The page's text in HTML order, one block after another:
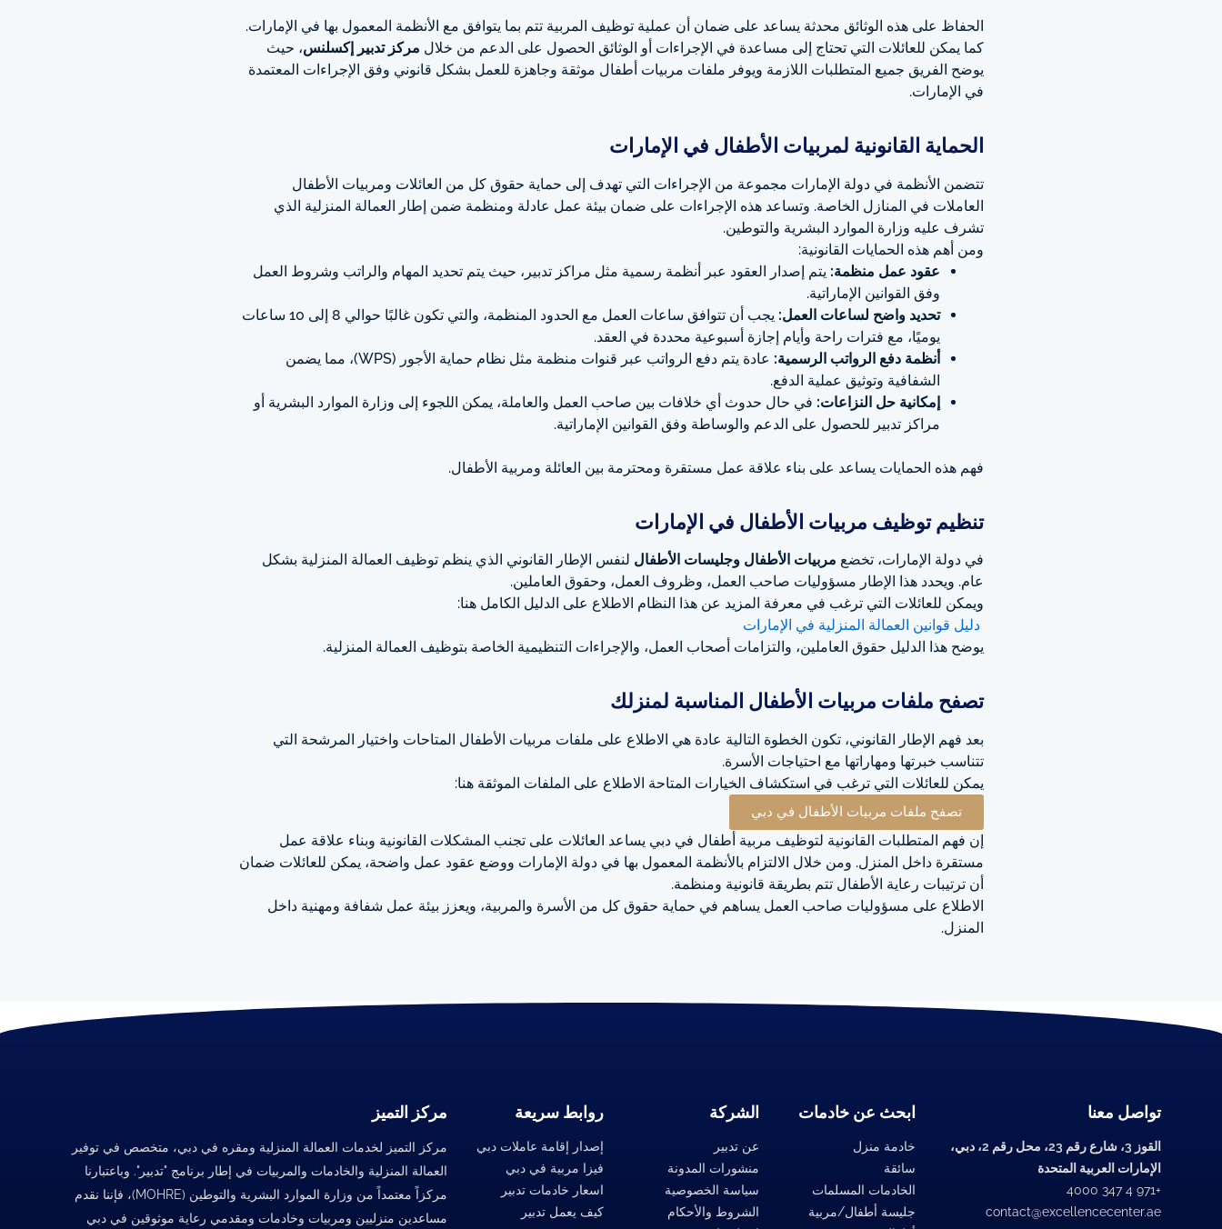
الحفاظ على هذه الوثائق محدثة يساعد على ضمان أن عملية توظيف المربية تتم بما يتوافق مع الأنظمة المعمول بها في الإمارات.
كما يمكن للعائلات التي تحتاج إلى مساعدة في الإجراءات أو الوثائق الحصول على الدعم من خلال مركز تدبير إكسلنس، حيث
يوضح الفريق جميع المتطلبات اللازمة ويوفر ملفات مربيات أطفال موثقة وجاهزة للعمل بشكل قانوني وفق الإجراءات المعتمدة
في الإمارات.
الحماية القانونية لمربيات الأطفال في الإمارات
تتضمن الأنظمة في دولة الإمارات مجموعة من الإجراءات التي تهدف إلى حماية حقوق كل من العائلات ومربيات الأطفال
العاملات في المنازل الخاصة. وتساعد هذه الإجراءات على ضمان بيئة عمل عادلة ومنظمة ضمن إطار العمالة المنزلية الذي
تشرف عليه وزارة الموارد البشرية والتوطين.
ومن أهم هذه الحمايات القانونية:
عقود عمل منظمة: يتم إصدار العقود عبر أنظمة رسمية مثل مراكز تدبير، حيث يتم تحديد المهام والراتب وشروط العمل
وفق القوانين الإماراتية.
تحديد واضح لساعات العمل:
يجب أن تتوافق ساعات العمل مع الحدود المنظمة، والتي تكون غالبًا حوالي 8 إلى 10 ساعات
يوميًا، مع فترات راحة وأيام إجازة أسبوعية محددة في العقد.
أنظمة دفع الرواتب الرسمية:
عادة يتم دفع الرواتب عبر قنوات منظمة مثل نظام حماية الأجور (WPS)، مما يضمن
الشفافية وتوثيق عملية الدفع.
إمكانية حل النزاعات: في حال حدوث أي خلافات بين صاحب العمل والعاملة، يمكن اللجوء إلى وزارة الموارد البشرية أو
مراكز تدبير للحصول على الدعم والوساطة وفق القوانين الإماراتية.
فهم هذه الحمايات يساعد على بناء علاقة عمل مستقرة ومحترمة بين العائلة ومربية الأطفال.
تنظيم توظيف مربيات الأطفال في الإمارات
في دولة الإمارات، تخضع مربيات الأطفال وجليسات الأطفال لنفس الإطار القانوني الذي ينظم توظيف العمالة المنزلية بشكل
عام. ويحدد هذا الإطار مسؤوليات صاحب العمل، وظروف العمل، وحقوق العاملين.
ويمكن للعائلات التي ترغب في معرفة المزيد عن هذا النظام الاطلاع على الدليل الكامل هنا:
دليل قوانين العمالة المنزلية في الإمارات
يوضح هذا الدليل حقوق العاملين، والتزامات أصحاب العمل، والإجراءات التنظيمية الخاصة بتوظيف العمالة المنزلية.
تصفح ملفات مربيات الأطفال المناسبة لمنزلك
بعد فهم الإطار القانوني، تكون الخطوة التالية عادة هي الاطلاع على ملفات مربيات الأطفال المتاحات واختيار المرشحة التي
تتناسب خبرتها ومهاراتها مع احتياجات الأسرة.
يمكن للعائلات التي ترغب في استكشاف الخيارات المتاحة الاطلاع على الملفات الموثقة هنا:
تصفح ملفات مربيات الأطفال في دبي
إن فهم المتطلبات القانونية لتوظيف مربية أطفال في دبي يساعد العائلات على تجنب المشكلات القانونية وبناء علاقة عمل
مستقرة داخل المنزل. ومن خلال الالتزام بالأنظمة المعمول بها في دولة الإمارات ووضع عقود عمل واضحة، يمكن للعائلات ضمان
أن ترتيبات رعاية الأطفال تتم بطريقة قانونية ومنظمة.
الاطلاع على مسؤوليات صاحب العمل يساهم في حماية حقوق كل من الأسرة والمربية، ويعزز بيئة عمل شفافة ومهنية داخل
المنزل.
تواصل معنا
القوز 3، شارع رقم 23، محل رقم 2، دبي،
الإمارات العربية المتحدة
+971 4 347 4000
contact@excellencecenter.ae
ابحث عن خادمات
خادمة منزل
سائقة
الخادمات المسلمات
جليسة أطفال/مربية
الشركة
عن تدبير
منشورات المدونة
سياسة الخصوصية
الشروط والأحكام
روابط سريعة
إصدار إقامة عاملات دبي
فيزا مربية في دبي
اسعار خادمات تدبير
كيف يعمل تدبير
مركز التميز
مركز التميز لخدمات العمالة المنزلية ومقره في دبي، متخصص في توفير
العمالة المنزلية والخادمات والمربيات في إطار برنامج "تدبير". وباعتبارنا
مركزاً معتمداً من وزارة الموارد البشرية والتوطين (MOHRE)، فإننا نقدم
مساعدين منزليين ومربيات وخادمات ومقدمي رعاية موثوقين في دبي